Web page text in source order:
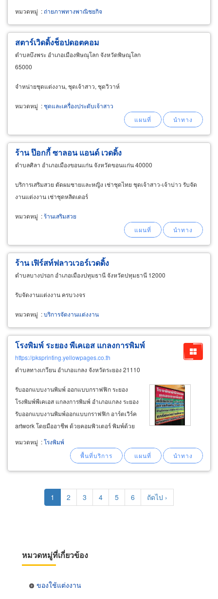
หมวดหมู่ : ถ่ายภาพทางพาณิชยกิจ
สตาร์เวิดดิ้งช็อปดอตคอม
ตำบลบึงพระ อำเภอเมืองพิษณุโลก จังหวัดพิษณุโลก
65000
จำหน่ายชุดแต่งงาน, ชุดเจ้าสาว, ชุดวิวาห์
หมวดหมู่ :ชุดและเครื่องประดับเจ้าสาว
ร้าน ป๊อกกี้ ซาลอน แอนด์ เวดดิ้ง
ตำบลศิลา อำเภอเมืองขอนแก่น จังหวัดขอนแก่น 40000
บริการเสริมสวย ตัดผมชายและหญิง เช่าชุดไทย ชุดเจ้าสาว-เจ้าบ่าว รับจัด
งานแต่งงาน เช่าชุดหลิดเดอร์
หมวดหมู่ :ร้านเสริมสวย
ร้าน เฟิร์สท์ฟลาวเวอร์เวดดิ้ง
ตำบลบางปรอก อำเภอเมืองปทุมธานี จังหวัดปทุมธานี 12000
รับจัดงานแต่งงาน ครบวงจร
หมวดหมู่ :บริการจัดงานแต่งงาน
โรงพิมพ์ ระยอง พีเคเอส แกลงการพิมพ์
https://pksprinting.yellowpages.co.th
ตำบลทางเกวียน อำเภอแกลง จังหวัดระยอง 21110
รับออกแบบงานพิมพ์ ออกแบบกราฟฟิก ระยอง
โรงพิมพ์พีเคเอส แกลงการพิมพ์ อำเภอแกลง ระยอง
รับออกแบบงานพิมพ์ออกแบบกราฟฟิก อาร์ตเวิร์ค
artwork โดยมืออาชีพ ด้วยคอมพิวเตอร์ พิมพ์ด้วย
ระบบออฟเซ็ท 4 สี 08-5698-2814, 0-3867-1297
รับพิมพ์ โปสเตอร์สี่สี แผ่นพับ ใบปลิว แผ่นพับ
หมวดหมู่ :โรงพิมพ์
PaginationCurrent
page
1 Page
2 Page
3 Page
4 Page
5 Page
6
Next
page
ถัดไป ›
หมวดหมู่ที่เกี่ยวข้อง
ของใช้แต่งงาน